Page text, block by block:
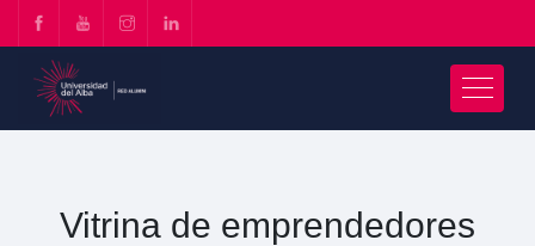
Vitrina de emprendedores